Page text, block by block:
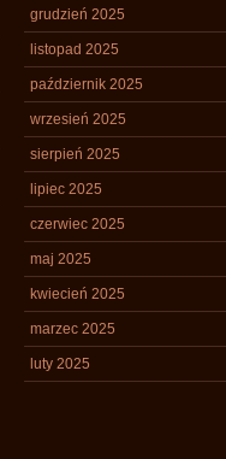
grudzień 2025
listopad 2025
październik 2025
wrzesień 2025
sierpień 2025
lipiec 2025
czerwiec 2025
maj 2025
kwiecień 2025
marzec 2025
luty 2025